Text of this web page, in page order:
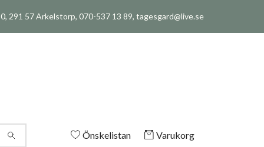
291 57 Arkelstorp, 070-537 13 89, tagesgard@live.se
Önskelistan Varukorg